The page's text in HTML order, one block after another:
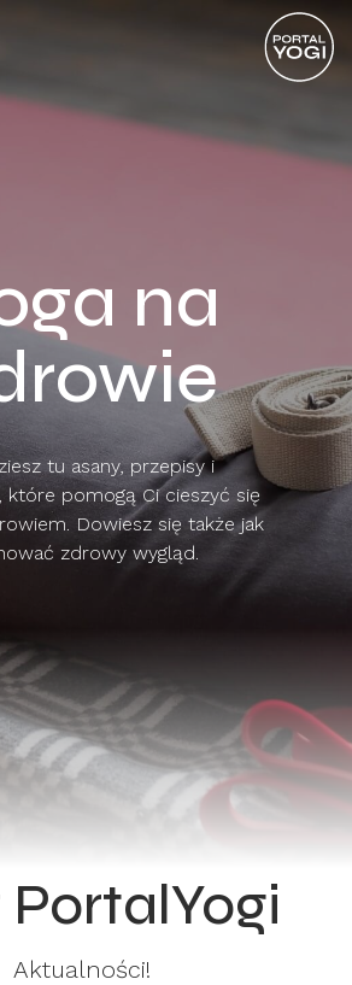
na
tu asany, przepisy i
które pomogą Ci cieszyć się
Dowiesz się także jak
zdrowy wygląd.
PortalYogi
Aktualności!